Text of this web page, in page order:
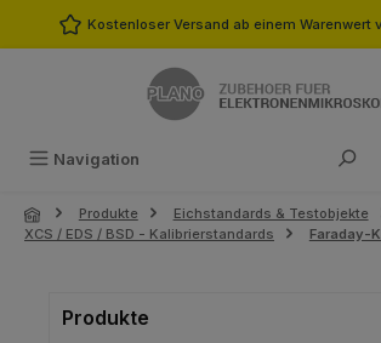
Zum Hauptinhalt springen
Kostenloser Versand ab einem Warenwert
Navigation
Produkte
Eichstandards & Testobjekte
XCS / EDS / BSD - Kalibrierstandards
Faraday-
Produkte